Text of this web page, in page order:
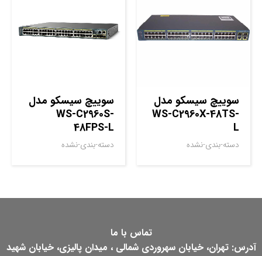
سوييچ سيسکو مدل
WS-C2960X-48TS-
L
دسته-بندی-نشده
سوييچ سيسکو مدل
WS-C2960S-
48FPS-L
دسته-بندی-نشده
تماس با ما
آدرس: تهران، خیابان سهروردی شمالی ، میدان پالیزی، خیابان شهید